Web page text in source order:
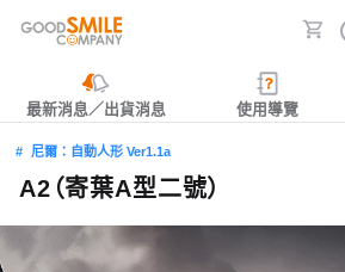
最新消息／出貨消息 使用導覽
尼爾：自動人形 Ver1.1a
A2（寄葉A型二號）